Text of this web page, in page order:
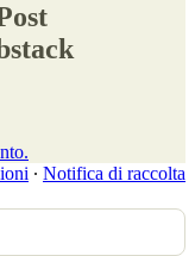
∙ Notifica di raccolta